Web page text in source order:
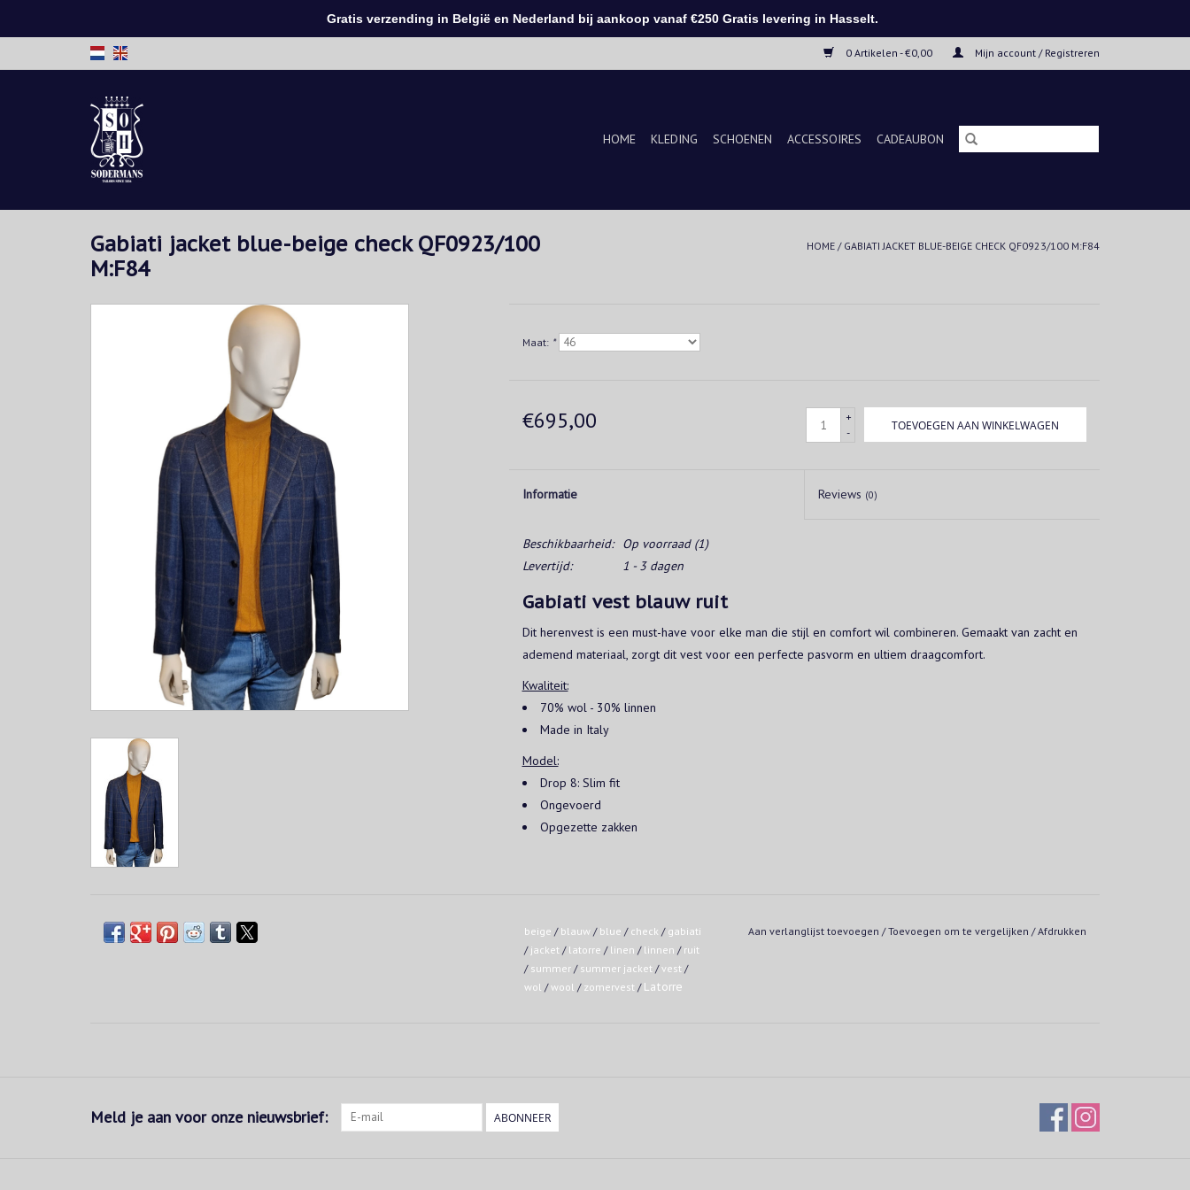
0 Artikelen - €0,00 Mijn account / Registreren
HOME KLEDING SCHOENEN ACCESSOIRES CADEAUBON
Gabiati jacket blue-beige check QF0923/100
M:F84
HOME / GABIATI JACKET BLUE-BEIGE CHECK QF0923/100 M:F84
Maat: *
€695,00
+
-
TOEVOEGEN AAN WINKELWAGEN
Informatie Reviews (0)
Beschikbaarheid: Op voorraad(1)
Levertijd:
1 - 3 dagen
Gabiati vest blauw ruit
Dit herenvest is een must-have voor elke man die stijl en comfort wil combineren. Gemaakt van zacht en
ademend materiaal, zorgt dit vest voor een perfecte pasvorm en ultiem draagcomfort.
Kwaliteit:
70% wol - 30% linnen
Made in Italy
Model:
Drop 8: Slim fit
Ongevoerd
Opgezette zakken
beige / blauw / blue / check / gabiati
/ jacket / latorre / linen / linnen / ruit
/ summer / summer jacket /vest /
wol /wool / zomervest / Latorre
Aan verlanglijst toevoegen /Toevoegen om te vergelijken /Afdrukken
Meld je aan voor onze nieuwsbrief: ABONNEER
Gratis verzending in België en Nederland bij aankoop vanaf €250 Gratis levering in Hasselt.